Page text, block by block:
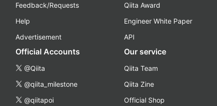
Feedback/Requests
Help
Advertisement
Qiita Award
Engineer White Paper
API
Official Accounts
@Qiita
@qiita_milestone
@qiitapoi
Our service
Qiita Team
Qiita Zine
Official Shop